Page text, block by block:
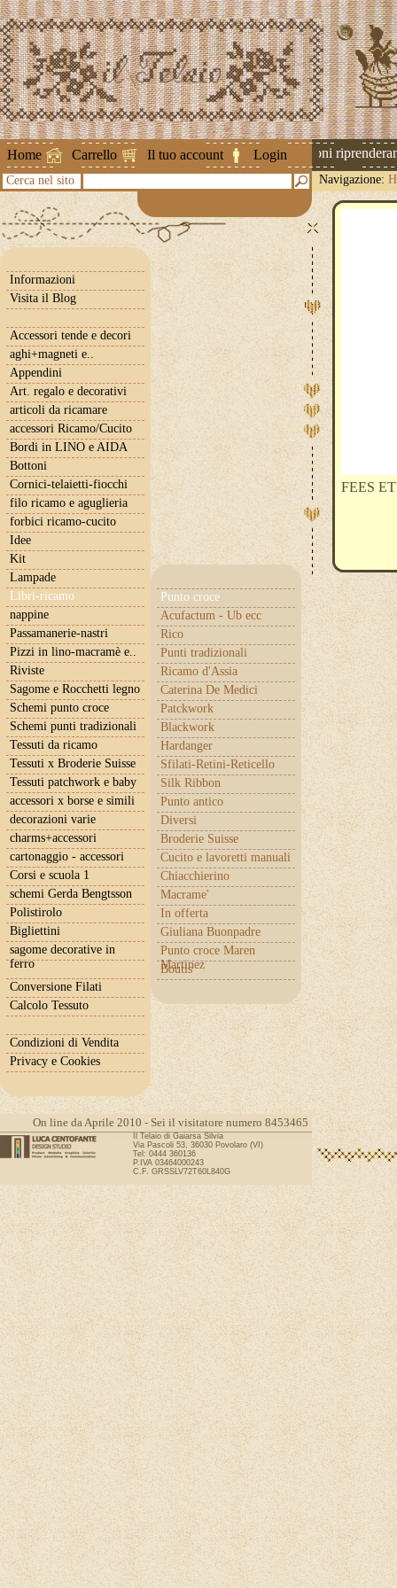
Home Carrello Il tuo account Login
Attenzione ! Le spedizioni
Cerca nel sito Navigazione:
Informazioni
Visita il Blog
Accessori tende e decori
aghi+magneti e..
Appendini
Art. regalo e decorativi
articoli da ricamare
accessori Ricamo/Cucito
Bordi in LINO e AIDA
Bottoni
Cornici-telaietti-fiocchi
filo ricamo e aguglieria
forbici ricamo-cucito
Idee
Kit
Lampade
Libri-ricamo
Punto croce
Acufactum - Ub ecc
Rico
Punti tradizionali
Ricamo d'Assia
Caterina De Medici
Patckwork
Blackwork
Hardanger
Sfilati-Retini-Reticello
Silk Ribbon
Punto antico
Diversi
Broderie Suisse
Cucito e lavoretti manuali
Chiacchierino
Macrame'
In offerta
Giuliana Buonpadre
Punto croce Maren
Martinez
Boutis
nappine
Passamanerie-nastri
Pizzi in lino-macramè e..
Riviste
Sagome e Rocchetti legno
Schemi punto croce
Schemi punti tradizionali
Tessuti da ricamo
Tessuti x Broderie Suisse
Tessuti patchwork e baby
accessori x borse e simili
decorazioni varie
charms+accessori
cartonaggio - accessori
Corsi e scuola 1
schemi Gerda Bengtsson
Polistirolo
Bigliettini
sagome decorative in
ferro
Conversione Filati
Calcolo Tessuto
Condizioni di Vendita
Privacy e Cookies
FEES
On line da Aprile 2010 - Sei il visitatore numero 8453465
Il Telaio di Gaiarsa Silvia
Via Pascoli 53, 36030 Povolaro (VI)
Tel: 0444 360136
P.IVA 03464000243
C.F. GRSSLV72T60L840G